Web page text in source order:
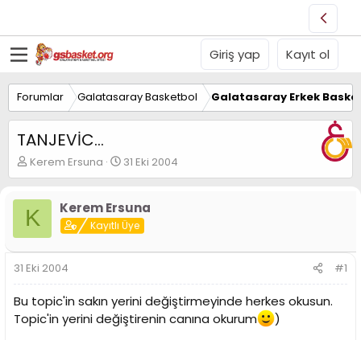
Giriş yap Kayıt ol
Forumlar Galatasaray Basketbol Galatasaray Erkek
TANJEVİC...
K
o
u
y
B
a
ş
a
t
Kerem Ersuna
B
a
l
a
n
g
a
r
31 Eki 2004
K Kerem Ersuna
Kayıtlı Üye
31 Eki 2004 #1
Bu topic'in sakın yerini değiştirmeyinde herkes okusun.
Topic'in yerini değiştirenin canına okurum
)